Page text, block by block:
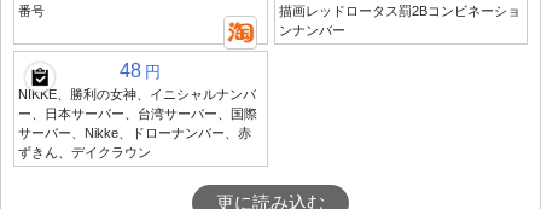
番号
描画レッドロータス罰2Bコンビネーショ
ンナンバー
48 円
NIKKE、勝利の女神、イニシャルナンバ
ー、日本サーバー、台湾サーバー、国際
サーバー、Nikke、ドローナンバー、赤
ずきん、デイクラウン
更に読み込む